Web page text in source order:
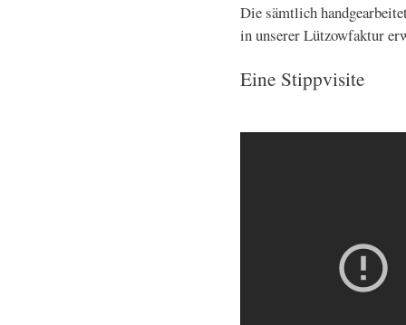
Die sämtlich
in unserer Lützowfaktur
Eine Stippvisite